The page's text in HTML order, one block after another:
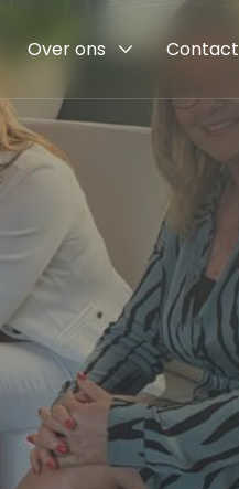
Over ons Contact